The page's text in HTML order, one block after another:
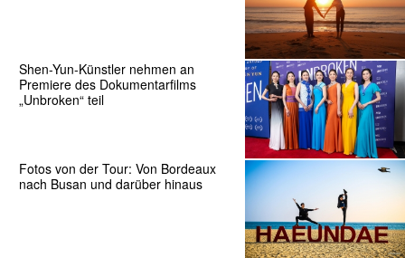
Shen-Yun-Künstler nehmen an
Premiere des Dokumentarfilms
„Unbroken“ teil
Fotos von der Tour: Von Bordeaux
nach Busan und darüber hinaus